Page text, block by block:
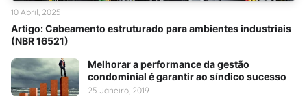
Artigo: Cabeamento estruturado para ambientes industriais
(NBR 16521)
10 Abril, 2025
Melhorar a performance da gestão
condominial é garantir ao síndico sucesso
25 Janeiro, 2019